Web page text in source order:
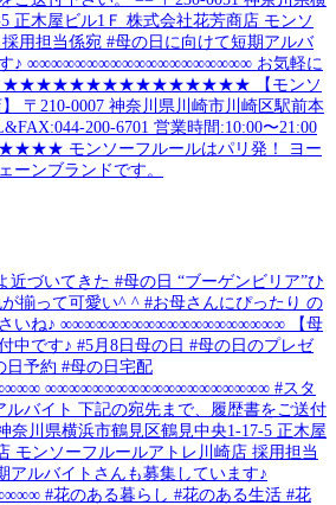
近づいてきた #母の日 “ブーゲンビリア”ひ
揃って可愛い^ ^ #お母さんにぴったり の
さいね♪ ∞∞∞∞∞∞∞∞∞∞∞∞∞∞∞∞∞∞∞ 【母
中です♪ #5月8日母の日 #母の日のプレゼ
日予約 #母の日宅配
∞∞∞∞∞∞∞∞∞∞∞∞∞∞∞∞∞∞∞ #スタ
ルバイト 下記の宛先まで、履歴書をご送付
奈川県横浜市鶴見区鶴見中央1-17-5 正木屋
モンソーフルールアトレ川崎店 採用担当
アルバイトさんも募集しています♪
#花のある暮らし #花のある生活 #花